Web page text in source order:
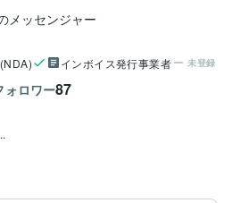
メッセンジャー
インボイス発行事業者 未登録
ォロワー87